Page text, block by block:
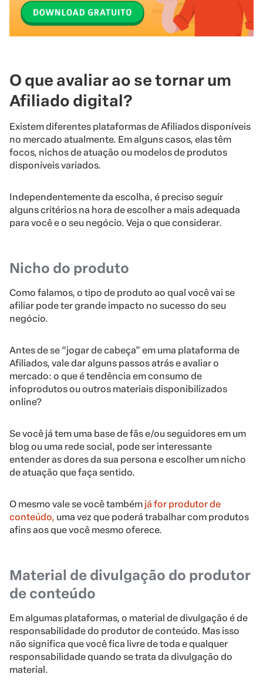
O que avaliar ao se tornar um
Afiliado digital?
Existem diferentes plataformas de Afiliados disponíveis
no mercado atualmente. Em alguns casos, elas têm
focos, nichos de atuação ou modelos de produtos
disponíveis variados.
Independentemente da escolha, é preciso seguir
alguns critérios na hora de escolher a mais adequada
para você e o seu negócio. Veja o que considerar.
Nicho do produto
Como falamos, o tipo de produto ao qual você vai se
afiliar pode ter grande impacto no sucesso do seu
negócio.
Antes de se “jogar de cabeça” em uma plataforma de
Afiliados, vale dar alguns passos atrás e avaliar o
mercado: o que é tendência em consumo de
infoprodutos ou outros materiais disponibilizados
online?
Se você já tem uma base de fãs e/ou seguidores em um
blog ou uma rede social, pode ser interessante
entender as dores da sua persona e escolher um nicho
de atuação que faça sentido.
O mesmo vale se você também já for produtor de
conteúdo, uma vez que poderá trabalhar com produtos
afins aos que você mesmo oferece.
Material de divulgação do produtor
de conteúdo
Em algumas plataformas, o material de divulgação é de
responsabilidade do produtor de conteúdo. Mas isso
não significa que você fica livre de toda e qualquer
responsabilidade quando se trata da divulgação do
material.